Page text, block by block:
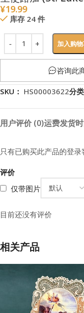
¥19.99
库存 24 件
加入购
咨询此
SKU： HS00003622分类
用户评价 (0)运费发货
评价
仅带图片
目前还没有评价
只有已购买此产品的登录
相关产品